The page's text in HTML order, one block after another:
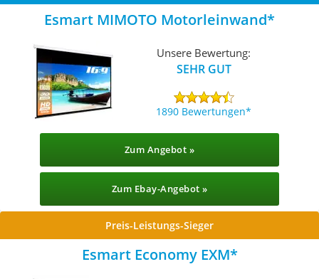
Esmart MIMOTO Motorleinwand
Unsere Bewertung:
SEHR GUT
1890 Bewertungen
Zum Angebot »
Zum Ebay-Angebot »
Preis-Leistungs-Sieger
Esmart Economy EXM